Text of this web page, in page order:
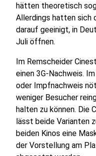
hätten theoretisch
Allerdings hatten sich
darauf geeinigt, in
Juli öffnen.
Im Remscheider
einen 3G-Nachweis.
oder Impfnachweis
weniger Besucher
halten zu können. Die
lässt beide Varianten
beiden Kinos eine
der Vorstellung am